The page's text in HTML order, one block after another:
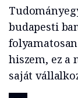
budapesti
hiszem, ez a
saját